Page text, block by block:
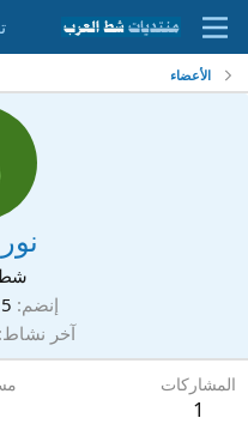
الأعضاء
إنضم 15
آخر نشاط
المشاركات
1